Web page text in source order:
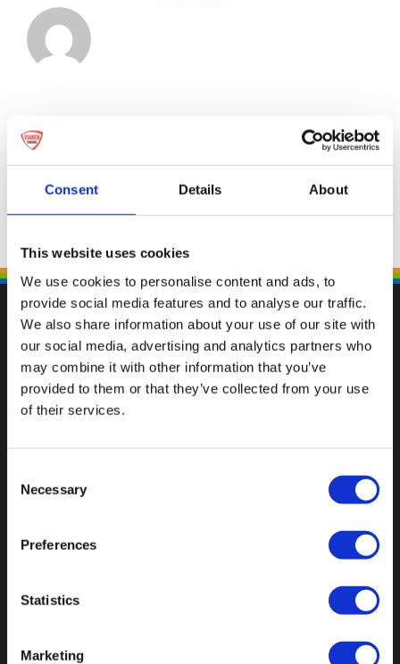
Consent Details About
This website uses cookies
We use cookies to personalise content and ads, to
provide social media features and to analyse our traffic.
We also share information about your use of our site with
our social media, advertising and analytics partners who
may combine it with other information that you’ve
provided to them or that they’ve collected from your use
of their services.
Selection
Necessary
Preferences
Statistics
Marketing
Val op met een unieke